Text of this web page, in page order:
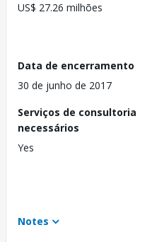
US$ 27.26 milhões
Data de encerramento
30 de junho de 2017
Serviços de consultoria
necessários
Yes
Notes